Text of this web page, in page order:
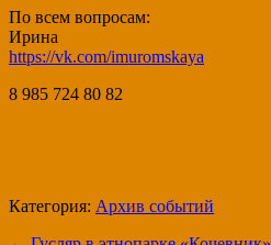
По всем вопросам:
Ирина
https://vk.com/imuromskaya
8 985 724 80 82
Категория: Архив событий